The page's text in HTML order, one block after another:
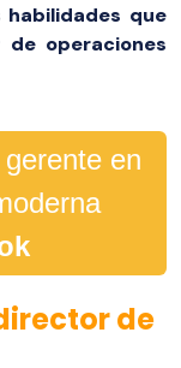
habilidades que
operaciones
en
de